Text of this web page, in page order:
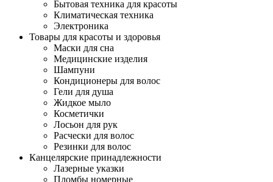
Бытовая техника для красоты
Климатическая техника
Электроника
Товары для красоты и здоровья
Маски для сна
Медицинские изделия
Шампуни
Кондиционеры для волос
Гели для душа
Жидкое мыло
Косметички
Лосьон для рук
Расчески для волос
Резинки для волос
Канцелярские принадлежности
Лазерные указки
Пломбы номерные